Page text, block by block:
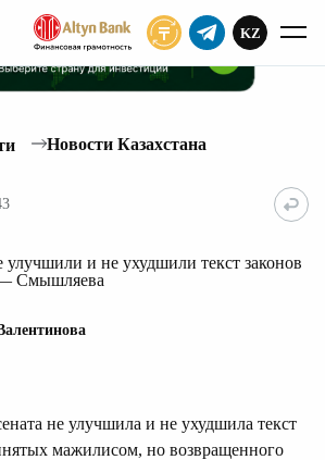
KZ
Новости Казахстана
улучшили и не ухудшили текст законов
Смышляева
не улучшила и не ухудшила текст
мажилисом, но возвращенного